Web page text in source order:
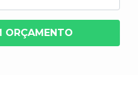
ORÇAMENTO